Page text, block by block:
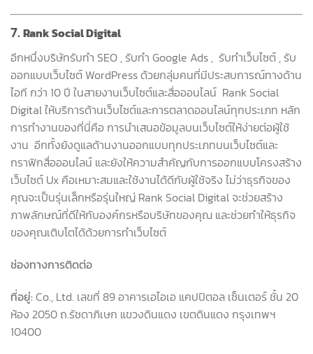
7. Rank Social Digital
อีกหนึ่งบริษัทรับทำ SEO , รับทำ Google Ads , รับทำเว็บไซต์ , รับ
ออกแบบเว็บไซต์ WordPress ด้วยกลุ่มคนที่มีประสบการณ์ทางด้าน
ไอที กว่า 10 ปี ในสายงานเว็บไซต์และสื่อออนไลน์ Rank Social
Digital ให้บริการด้านเว็บไซต์และการตลาดออนไลน์ทุกประเภท หลัก
การทำงานของที่นี่คือ การนำเสนอข้อมูลบนเว็บไซต์ให้ง่ายต่อผู้ใช้
งาน อีกทั้งยังดูแลด้านงานออกแบบทุกประเภทบนเว็บไซต์และ
กราฟิกสื่อออนไลน์ และยังให้ความสำคัญกับการออกแบบโครงสร้าง
เว็บไซต์ Ux คือเหมาะสมและใช้งานได้ดีกับผู้ใช้จริง ไม่ว่าธุรกิจของ
คุณจะเป็นรุ่นเล็กหรือรุ่นใหญ่ Rank Social Digital จะช่วยสร้าง
ภาพลักษณ์ที่ดีให้กับองค์กรหรือบริษัทของคุณ และช่วยทำให้ธุรกิจ
ของคุณเติบโตได้ด้วยการทำเว็บไซต์
ช่องทางการติดต่อ
ที่อยู่: Co., Ltd. เลขที่ 89 อาคารเอไอเอ แคปปิตอล เซ็นเตอร์ ชั้น 20
ห้อง 2050 ถ.รัชดาภิเษก แขวงดินแดง เขตดินแดง กรุงเทพฯ
10400